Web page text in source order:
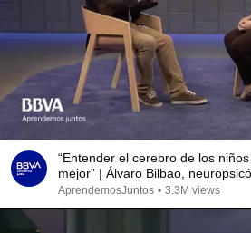
“Entender el cerebro de los
mejor” | Álvaro Bilbao,
AprendemosJuntos • 3.3M views